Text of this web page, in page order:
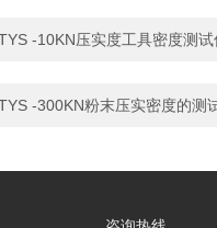
-10KN压实度工具密度测试
-300KN粉末压实密度的测